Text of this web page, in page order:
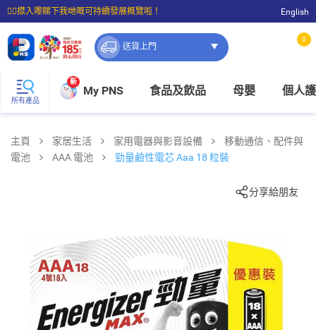
☝🏼㩒入嚟睇下我哋嘅可持續發展概覽啦！
⭐購物滿$399即享免費送貨；滿$100即可免費店取。
English
送貨上門
0
所有產品
新
My PNS 食品及飲品 母嬰 個人
主頁 家居生活 家用電器與影音設備
移動通信、配件與
電池
AAA 電池 勁量鹼性電芯 Aaa 18 粒裝
分享給朋友